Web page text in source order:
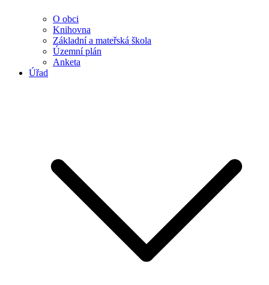
O obci
Knihovna
Základní a mateřská škola
Územní plán
Anketa
Úřad